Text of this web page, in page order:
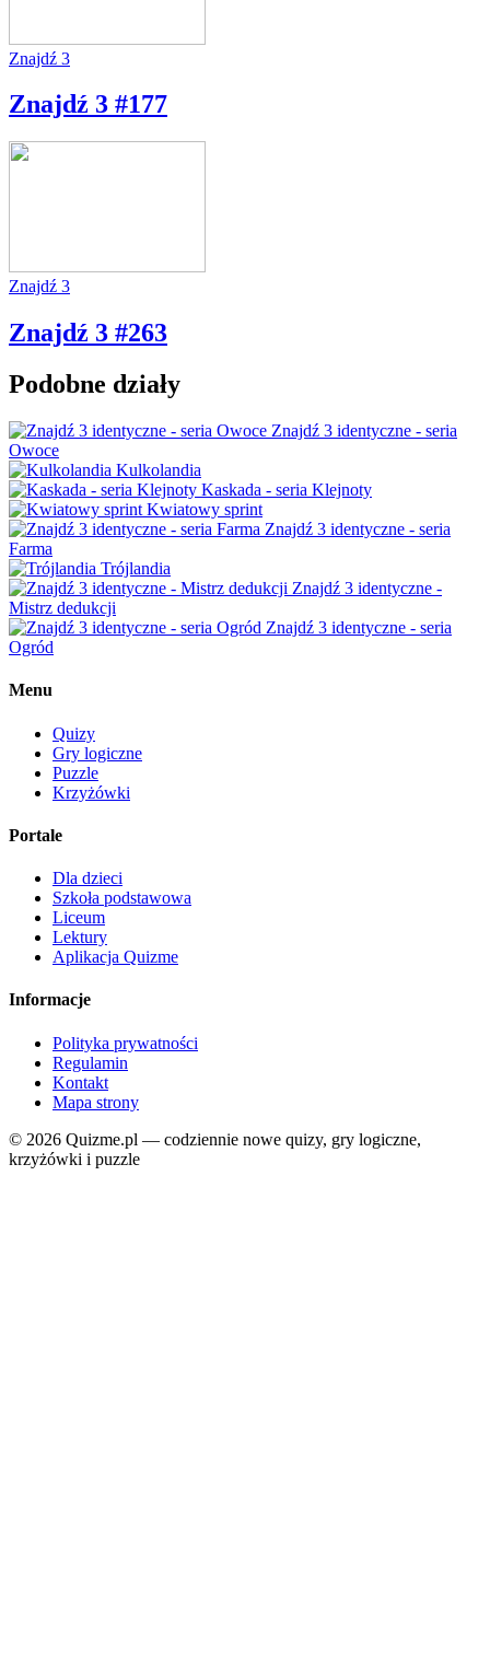
Znajdź 3
Znajdź 3 #177
Znajdź 3
Znajdź 3 #263
Podobne działy
Znajdź 3 identyczne - seria
Owoce
Kulkolandia
Kaskada - seria Klejnoty
Kwiatowy sprint
Znajdź 3 identyczne - seria
Farma
Trójlandia
Znajdź 3 identyczne -
Mistrz dedukcji
Znajdź 3 identyczne - seria
Ogród
Menu
Quizy
Gry logiczne
Puzzle
Krzyżówki
Portale
Dla dzieci
Szkoła podstawowa
Liceum
Lektury
Aplikacja Quizme
Informacje
Polityka prywatności
Regulamin
Kontakt
Mapa strony
© 2026 Quizme.pl — codziennie nowe quizy, gry logiczne,
krzyżówki i puzzle